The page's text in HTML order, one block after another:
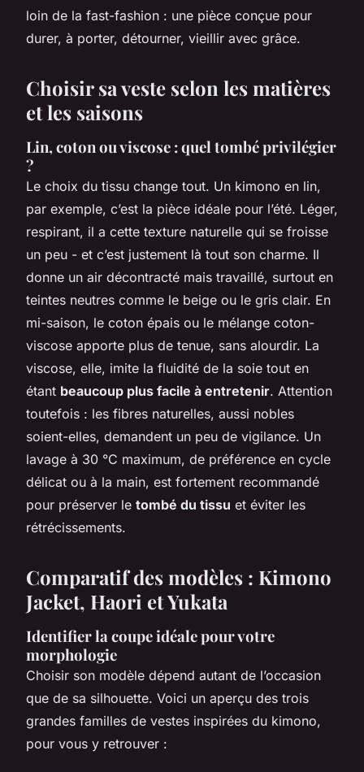
loin de la fast-fashion : une pièce conçue pour
durer, à porter, détourner, vieillir avec grâce.
Choisir sa veste selon les matières
et les saisons
Lin, coton ou viscose : quel tombé privilégier
?
Le choix du tissu change tout. Un kimono en lin,
par exemple, c’est la pièce idéale pour l’été. Léger,
respirant, il a cette texture naturelle qui se froisse
un peu - et c’est justement là tout son charme. Il
donne un air décontracté mais travaillé, surtout en
teintes neutres comme le beige ou le gris clair. En
mi-saison, le coton épais ou le mélange coton-
viscose apporte plus de tenue, sans alourdir. La
viscose, elle, imite la fluidité de la soie tout en
étant beaucoup plus facile à entretenir. Attention
toutefois : les fibres naturelles, aussi nobles
soient-elles, demandent un peu de vigilance. Un
lavage à 30 °C maximum, de préférence en cycle
délicat ou à la main, est fortement recommandé
pour préserver le tombé du tissu et éviter les
rétrécissements.
Comparatif des modèles : Kimono
Jacket, Haori et Yukata
Identifier la coupe idéale pour votre
morphologie
Choisir son modèle dépend autant de l’occasion
que de sa silhouette. Voici un aperçu des trois
grandes familles de vestes inspirées du kimono,
pour vous y retrouver :